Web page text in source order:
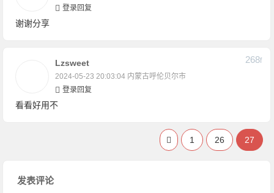
登录回复
谢谢分享
Lzsweet
2024-05-23 20:03:04 内蒙古呼伦贝尔市
268F
登录回复
看看好用不
1 26 27
发表评论